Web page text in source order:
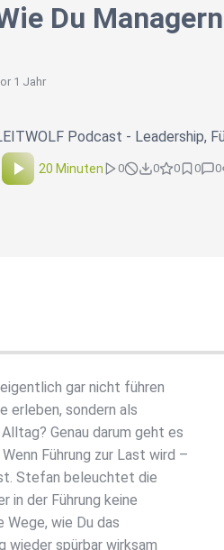
Du
1 Jahr
Podcast - Leadership,
20 Minuten 0 0 0 0 0
gar nicht führen
erleben, sondern als
Genau darum geht es
Führung zur Last wird –
Stefan beleuchtet die
in der Führung keine
wie Du das
wieder spürbar wirksam